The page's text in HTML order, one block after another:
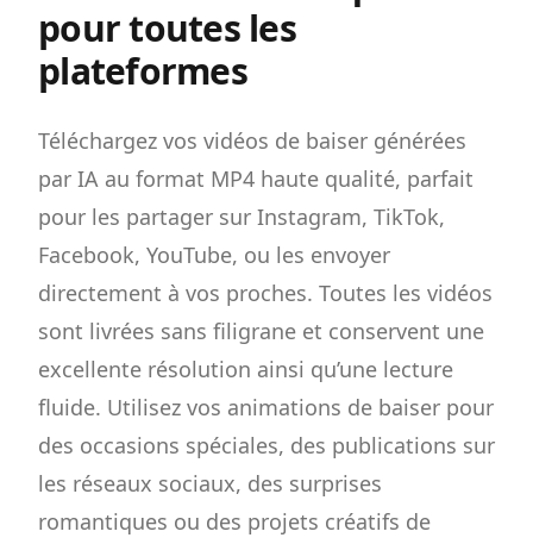
pour toutes les
plateformes
Téléchargez vos vidéos de baiser générées
par IA au format MP4 haute qualité, parfait
pour les partager sur Instagram, TikTok,
Facebook, YouTube, ou les envoyer
directement à vos proches. Toutes les vidéos
sont livrées sans filigrane et conservent une
excellente résolution ainsi qu’une lecture
fluide. Utilisez vos animations de baiser pour
des occasions spéciales, des publications sur
les réseaux sociaux, des surprises
romantiques ou des projets créatifs de